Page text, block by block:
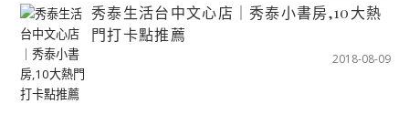
秀泰生活台中文心店｜秀泰小書房,10大熱
門打卡點推薦
2018-08-09